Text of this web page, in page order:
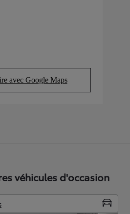
avec Google Maps
(Opens in new tab)
véhicules d'occasion